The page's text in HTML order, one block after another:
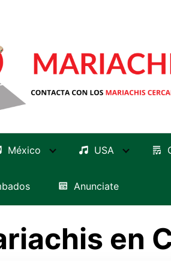
México USA
Anunciate
en